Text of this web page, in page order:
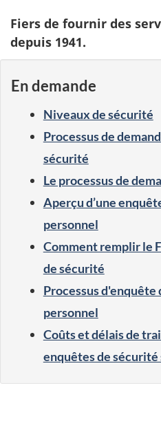
Fiers de fournir des
depuis 1941.
En demande
Niveaux de sécurité
Processus de
sécurité
Le processus de
Aperçu d’une
personnel
Comment remplir le
de sécurité
Processus d'enquête
personnel
Coûts et délais de
enquêtes de sécurité